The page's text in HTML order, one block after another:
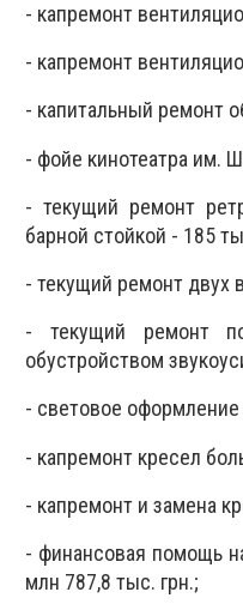
- капремонт
- капремонт
- капитальный ремонт
- фойе кинотеатра им.
- текущий ремонт
барной стойкой - 185
- текущий ремонт двух
- текущий ремонт
обустройством
- световое
- капремонт кресел
- капремонт и замена
- финансовая помощь
млн 787,8 тыс. грн.;